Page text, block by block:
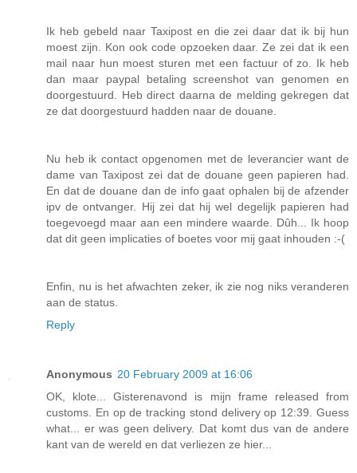
Ik heb gebeld naar Taxipost en die zei daar dat ik bij hun
moest zijn. Kon ook code opzoeken daar. Ze zei dat ik een
mail naar hun moest sturen met een factuur of zo. Ik heb
dan maar paypal betaling screenshot van genomen en
doorgestuurd. Heb direct daarna de melding gekregen dat
ze dat doorgestuurd hadden naar de douane.
Nu heb ik contact opgenomen met de leverancier want de
dame van Taxipost zei dat de douane geen papieren had.
En dat de douane dan de info gaat ophalen bij de afzender
ipv de ontvanger. Hij zei dat hij wel degelijk papieren had
toegevoegd maar aan een mindere waarde. Dûh... Ik hoop
dat dit geen implicaties of boetes voor mij gaat inhouden :-(
Enfin, nu is het afwachten zeker, ik zie nog niks veranderen
aan de status.
Reply
Anonymous 20 February 2009 at 16:06
OK, klote... Gisterenavond is mijn frame released from
customs. En op de tracking stond delivery op 12:39. Guess
what... er was geen delivery. Dat komt dus van de andere
kant van de wereld en dat verliezen ze hier...